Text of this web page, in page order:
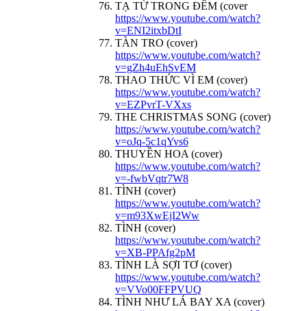
TẠ TỪ TRONG ĐÊM (cover
https://www.youtube.com/watch?
v=ENI2itxbDtI
TÀN TRO (cover)
https://www.youtube.com/watch?
v=gZh4uEhSvEM
THAO THỨC VÌ EM (cover)
https://www.youtube.com/watch?
v=EZPvrT-VXxs
THE CHRISTMAS SONG (cover)
https://www.youtube.com/watch?
v=oJq-5c1qYvs6
THUYỀN HOA (cover)
https://www.youtube.com/watch?
v=-fwbVqtr7W8
TÌNH (cover)
https://www.youtube.com/watch?
v=m93XwEjI2Ww
TÌNH (cover)
https://www.youtube.com/watch?
v=XB-PPAfg2pM
TÌNH LÀ SỢI TƠ (cover)
https://www.youtube.com/watch?
v=VVo00FFPVUQ
TÌNH NHƯ LÁ BAY XA (cover)